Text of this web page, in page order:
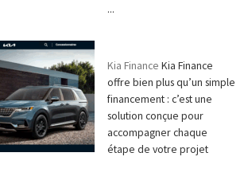
...
Kia Finance Kia Finance
offre bien plus qu’un simple
financement : c’est une
solution conçue pour
accompagner chaque
étape de votre projet